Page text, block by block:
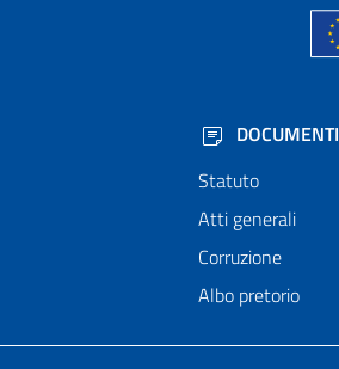
DOCUMENTI
Statuto
Atti generali
Corruzione
Albo pretorio